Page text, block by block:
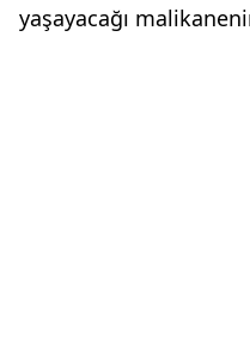
yaşayacağı